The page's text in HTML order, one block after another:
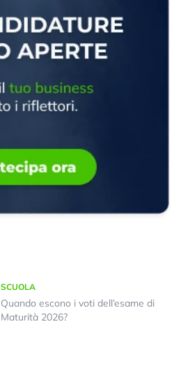
SCUOLA
Quando escono i voti dell’esame di
Maturità 2026?